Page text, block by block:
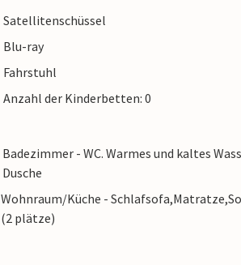
Satellitenschüssel
Blu-ray
Fahrstuhl
Anzahl der Kinderbetten: 0
Badezimmer - WC. Warmes und kaltes
Dusche
Wohnraum/Küche -
(2 plätze)